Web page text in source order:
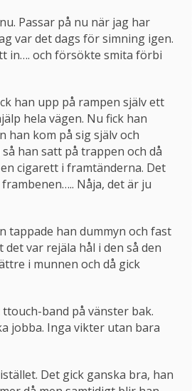
Passar på nu när jag har
var det dags för simning igen.
in…. och försökte smita förbi
han upp på rampen själv ett
hela vägen. Nu fick han
han kom på sig själv och
han satt på trappen och då
cigarett i framtänderna. Det
Nåja, det är ju
tappade han dummyn och fast
var rejäla hål i den så den
i munnen och då gick
band på vänster bak.
jobba. Inga vikter utan bara
Det gick ganska bra, han